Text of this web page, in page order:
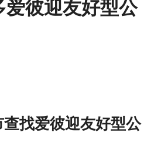
爱彼迎友好型公
找爱彼迎友好型公